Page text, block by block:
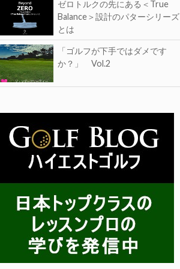
ゼロトルクの先にある＜True
Balance＞設計のパターシリーズ
とは
「ゴルフが下手ではダメです
か？」 Vol.2